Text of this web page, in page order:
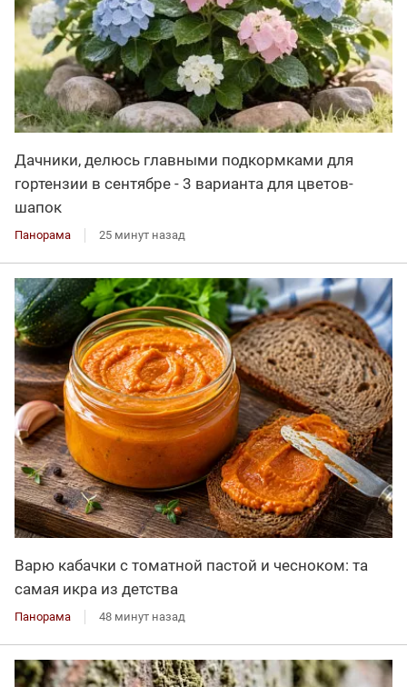
Дачники, делюсь главными подкормками для
гортензии в сентябре - 3 варианта для цветов-
шапок
Панорама 25 минут назад
Варю кабачки с томатной пастой и чесноком: та
самая икра из детства
Панорама 48 минут назад